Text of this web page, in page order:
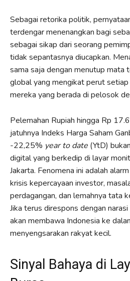
Sebagai retorika politik,
terdengar menenangkan bagi
sebagai sikap dari seorang
tidak sepantasnya diucapkan.
sama saja dengan menutup mata
global yang mengikat perut
mereka yang berada di pelosok
Pelemahan Rupiah hingga Rp
jatuhnya Indeks Harga Saham
-22,25% year to date (YtD)
digital yang berkedip di layar
Jakarta. Fenomena ini adalah
krisis kepercayaan investor,
perdagangan, dan lemahnya tata
Jika terus direspons dengan
akan membawa Indonesia ke
menyengsarakan rakyat kecil.
Sinyal Bahaya di